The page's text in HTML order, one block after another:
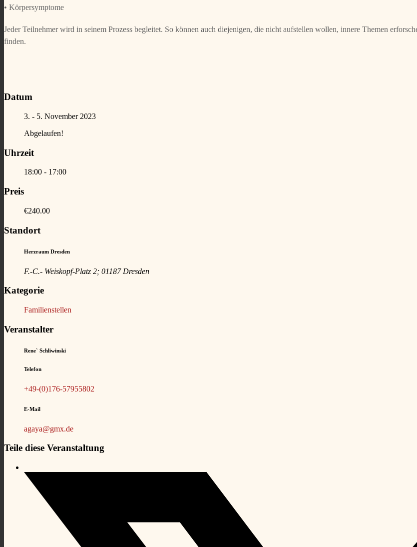
• Körpersymptome
Jeder Teilnehmer wird in seinem Prozess begleitet. So können auch diejenigen, die nicht aufstellen wollen, innere Themen
finden.
Datum
3. - 5. November 2023
Abgelaufen!
Uhrzeit
18:00 - 17:00
Preis
€240.00
Standort
Herzraum Dresden
F.-C.- Weiskopf-Platz 2; 01187 Dresden
Kategorie
Familienstellen
Veranstalter
Rene` Schliwinski
Telefon
+49-(0)176-57955802
E-Mail
agaya@gmx.de
Teile diese Veranstaltung